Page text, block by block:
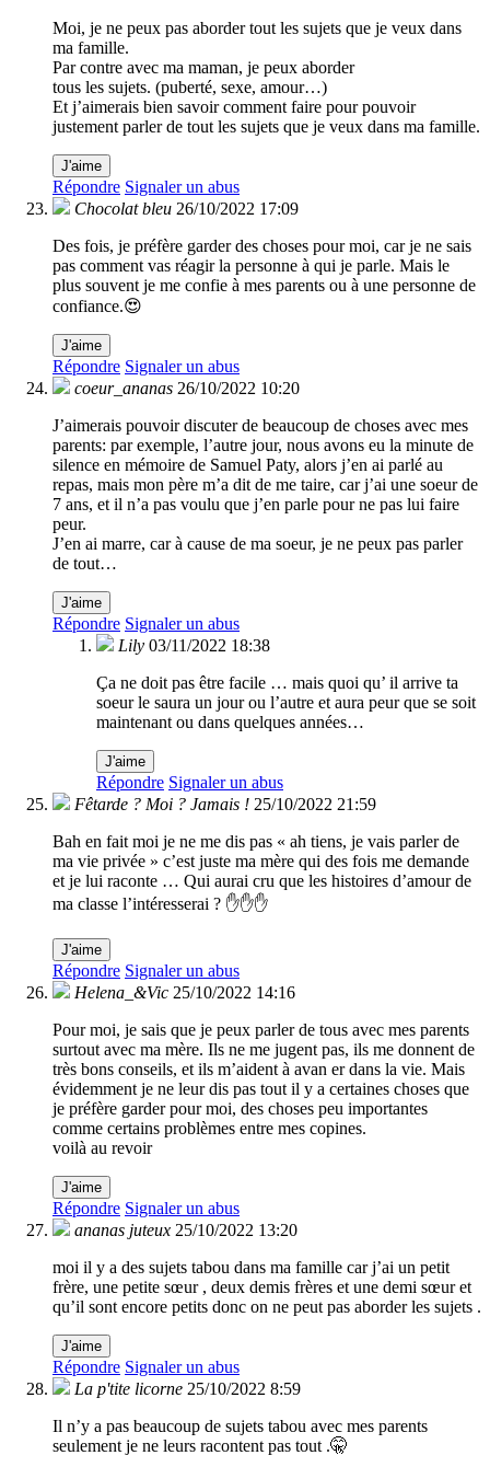
Moi, je ne peux pas aborder tout les sujets que je veux dans
ma famille.
Par contre avec ma maman, je peux aborder
tous les sujets. (puberté, sexe, amour…)
Et j’aimerais bien savoir comment faire pour pouvoir
justement parler de tout les sujets que je veux dans ma famille.
J'aime
Répondre Signaler un abus
Chocolat bleu 26/10/2022 17:09
Des fois, je préfère garder des choses pour moi, car je ne sais
pas comment vas réagir la personne à qui je parle. Mais le
plus souvent je me confie à mes parents ou à une personne de
confiance.😍
J'aime
Répondre Signaler un abus
coeur_ananas 26/10/2022 10:20
J’aimerais pouvoir discuter de beaucoup de choses avec mes
parents: par exemple, l’autre jour, nous avons eu la minute de
silence en mémoire de Samuel Paty, alors j’en ai parlé au
repas, mais mon père m’a dit de me taire, car j’ai une soeur de
7 ans, et il n’a pas voulu que j’en parle pour ne pas lui faire
peur.
J’en ai marre, car à cause de ma soeur, je ne peux pas parler
de tout…
J'aime
Répondre Signaler un abus
Lily 03/11/2022 18:38
Ça ne doit pas être facile … mais quoi qu’ il arrive ta
soeur le saura un jour ou l’autre et aura peur que se soit
maintenant ou dans quelques années…
J'aime
Répondre Signaler un abus
Fêtarde ? Moi ? Jamais ! 25/10/2022 21:59
Bah en fait moi je ne me dis pas « ah tiens, je vais parler de
ma vie privée » c’est juste ma mère qui des fois me demande
et je lui raconte … Qui aurai cru que les histoires d’amour de
ma classe l’intéresserai ? ✋✋✋
J'aime
Répondre Signaler un abus
Helena_&Vic 25/10/2022 14:16
Pour moi, je sais que je peux parler de tous avec mes parents
surtout avec ma mère. Ils ne me jugent pas, ils me donnent de
très bons conseils, et ils m’aident à avan er dans la vie. Mais
évidemment je ne leur dis pas tout il y a certaines choses que
je préfère garder pour moi, des choses peu importantes
comme certains problèmes entre mes copines.
voilà au revoir
J'aime
Répondre Signaler un abus
ananas juteux 25/10/2022 13:20
moi il y a des sujets tabou dans ma famille car j’ai un petit
frère, une petite sœur , deux demis frères et une demi sœur et
qu’il sont encore petits donc on ne peut pas aborder les sujets .
J'aime
Répondre Signaler un abus
La p'tite licorne 25/10/2022 8:59
Il n’y a pas beaucoup de sujets tabou avec mes parents
seulement je ne leurs racontent pas tout .🤫